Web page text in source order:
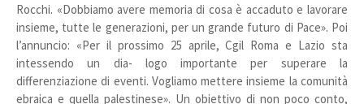
Rocchi. «Dobbiamo avere memoria di cosa è accaduto e lavorare
insieme, tutte le generazioni, per un grande futuro di Pace». Poi
l’annuncio: «Per il prossimo 25 aprile, Cgil Roma e Lazio sta
intessendo un dia- logo importante per superare la
differenziazione di eventi. Vogliamo mettere insieme la comunità
ebraica e quella palestinese». Un obiettivo di non poco conto,